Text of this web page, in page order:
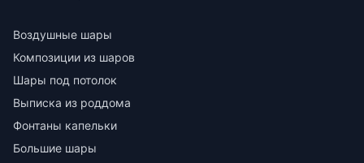
Воздушные шары
Композиции из шаров
Шары под потолок
Выписка из роддома
Фонтаны капельки
Большие шары